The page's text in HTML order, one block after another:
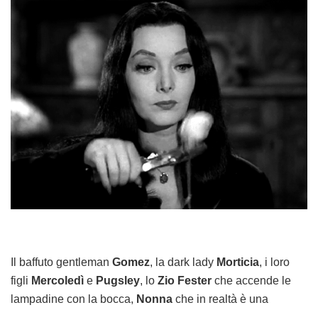
Il baffuto gentleman Gomez, la dark lady Morticia, i loro
figli Mercoledì e Pugsley, lo Zio Fester che accende le
lampadine con la bocca, Nonna che in realtà è una